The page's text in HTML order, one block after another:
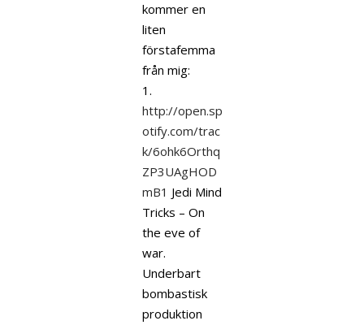
kommer en
liten
förstafemma
från mig:
1.
http://open.sp
otify.com/trac
k/6ohk6Orthq
ZP3UAgHOD
mB1 Jedi Mind
Tricks – On
the eve of
war.
Underbart
bombastisk
produktion